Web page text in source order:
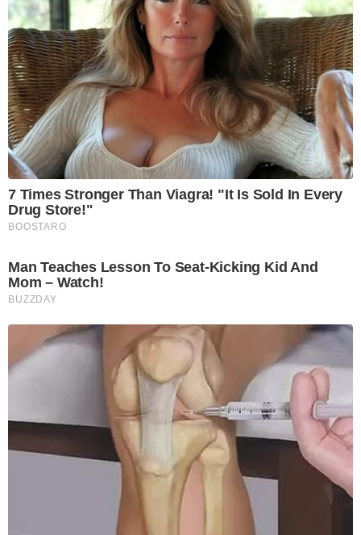
7 Times Stronger Than Viagra! "It Is Sold In Every
Drug Store!"
BOOSTARO
Man Teaches Lesson To Seat-Kicking Kid And
Mom – Watch!
BUZZDAY